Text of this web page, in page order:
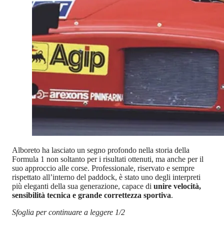
Alboreto ha lasciato un segno profondo nella storia della
Formula 1 non soltanto per i risultati ottenuti, ma anche per il
suo approccio alle corse. Professionale, riservato e sempre
rispettato all’interno del paddock, è stato uno degli interpreti
più eleganti della sua generazione, capace di unire velocità,
sensibilità tecnica e grande correttezza sportiva.
Sfoglia per continuare a leggere 1/2